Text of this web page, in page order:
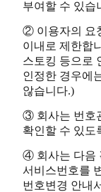
부여할 수 있습
② 이용자의 요
이내로 제한합
스토킹 등으로
인정한 경우에
않습니다.)
③ 회사는 번호
확인할 수 있도
④ 회사는 다음
서비스번호를
번호변경 안내